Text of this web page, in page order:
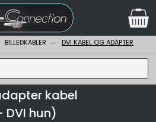
BILLEDKABLER DVI KABEL OG ADAPTER
kabel
hun)